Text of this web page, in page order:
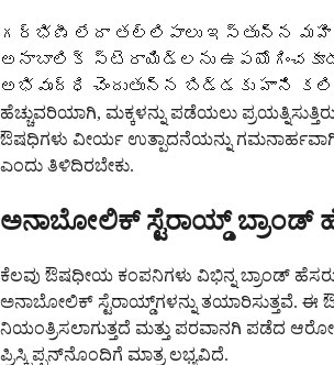
గర్భిణీ లేదా తల్లిపాలు ఇస్తున్న
అనాబాలిక్ స్టెరాయిడ్లను
అభివృద్ధి చెందుతున్న బిడ్డకు హాని
ಹೆಚ್ಚುವರಿಯಾಗಿ, ಮಕ್ಕಳನ್ನು ಪಡೆಯಲು
ಔಷಧಿಗಳು ವೀರ್ಯ ಉತ್ಪಾದನೆಯನ್ನು
ಎಂದು ತಿಳಿದಿರಬೇಕು.
ಅನಾಬೋಲಿಕ್ ಸ್ಟೆರಾಯ್ಡ್ ಬ್ರಾಂಡ್
ಕೆಲವು ಔಷಧೀಯ ಕಂಪನಿಗಳು ವಿಭಿನ್ನ ಬ್ರಾಂಡ್
ಅನಾಬೋಲಿಕ್ ಸ್ಟೆರಾಯ್ಡ್‌ಗಳನ್ನು ತಯಾರಿಸುತ್ತವೆ. ಈ
ನಿಯಂತ್ರಿಸಲಾಗುತ್ತದೆ ಮತ್ತು ಪರವಾನಗಿ ಪಡೆದ
ಪ್ರಿಸ್ಕ್ರಿಪ್ಷನ್‌ನೊಂದಿಗೆ ಮಾತ್ರ ಲಭ್ಯವಿದೆ.